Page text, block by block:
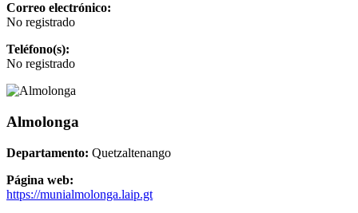
Correo electrónico:
No registrado
Teléfono(s):
No registrado
Almolonga
Departamento: Quetzaltenango
Página web:
https://munialmolonga.laip.gt